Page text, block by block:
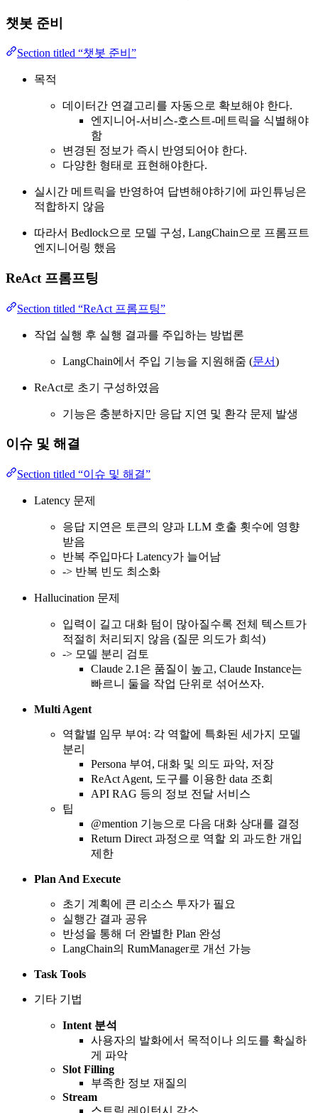
챗봇 준비
Section titled “챗봇 준비”
목적
데이터간 연결고리를 자동으로 확보해야 한다.
엔지니어-서비스-호스트-메트릭을 식별해야
함
변경된 정보가 즉시 반영되어야 한다.
다양한 형태로 표현해야한다.
실시간 메트릭을 반영하여 답변해야하기에 파인튜닝은
적합하지 않음
따라서 Bedlock으로 모델 구성, LangChain으로 프롬프트
엔지니어링 했음
ReAct 프롬프팅
Section titled “ReAct 프롬프팅”
작업 실행 후 실행 결과를 주입하는 방법론
LangChain에서 주입 기능을 지원해줌 (문서)
ReAct로 초기 구성하였음
기능은 충분하지만 응답 지연 및 환각 문제 발생
이슈 및 해결
Section titled “이슈 및 해결”
Latency 문제
응답 지연은 토큰의 양과 LLM 호출 횟수에 영향
받음
반복 주입마다 Latency가 늘어남
-> 반복 빈도 최소화
Hallucination 문제
입력이 길고 대화 텀이 많아질수록 전체 텍스트가
적절히 처리되지 않음 (질문 의도가 희석)
-> 모델 분리 검토
Claude 2.1은 품질이 높고, Claude Instance는
빠르니 둘을 작업 단위로 섞어쓰자.
Multi Agent
역할별 임무 부여: 각 역할에 특화된 세가지 모델
분리
Persona 부여, 대화 및 의도 파악, 저장
ReAct Agent, 도구를 이용한 data 조회
API RAG 등의 정보 전달 서비스
팁
@mention 기능으로 다음 대화 상대를 결정
Return Direct 과정으로 역할 외 과도한 개입
제한
Plan And Execute
초기 계획에 큰 리소스 투자가 필요
실행간 결과 공유
반성을 통해 더 완별한 Plan 완성
LangChain의 RumManager로 개선 가능
Task Tools
기타 기법
Intent 분석
사용자의 발화에서 목적이나 의도를 확실하
게 파악
Slot Filling
부족한 정보 재질의
Stream